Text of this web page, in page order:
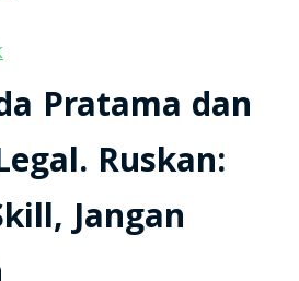
Pratama dan
Ruskan:
Jangan